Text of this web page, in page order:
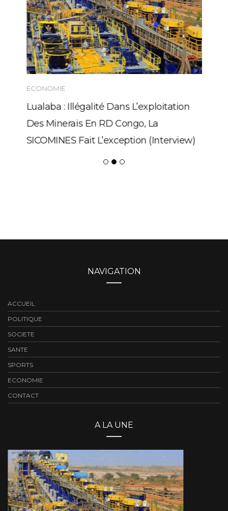
ECONOMIE
Lualaba : Illégalité Dans L’exploitation
Des Minerais En RD Congo, La
SICOMINES Fait L’exception (Interview)
NAVIGATION
ACCUEIL
POLITIQUE
SOCIETE
SANTE
SPORTS
ECONOMIE
CONTACT
A LA UNE